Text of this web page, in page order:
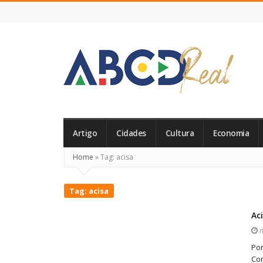
Real
Artigo Cidades Cultura Economia
Home »Tag: acisa
Tag: acisa